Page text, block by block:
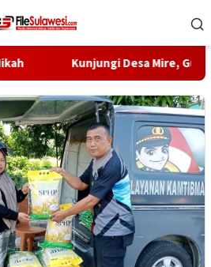
Kunjungi Desa Mire,